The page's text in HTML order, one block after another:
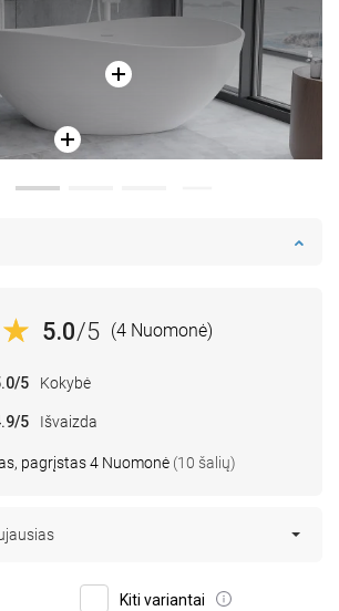
5.0/5 (4 Nuomonė)
pagrįstas 4 Nuomonė (10 šalių)
/5 Kokybė
/5 Išvaizda
Kiti variantai